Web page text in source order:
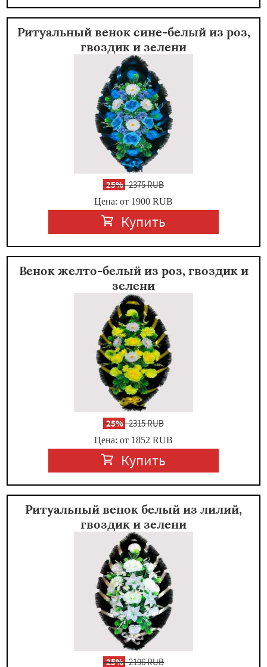
Ритуальный венок сине-белый из роз,
гвоздик и зелени
-25%2375 RUB
Цена: от 1900 RUB
Купить
Венок желто-белый из роз, гвоздик и
зелени
-25%2315 RUB
Цена: от 1852 RUB
Купить
Ритуальный венок белый из лилий,
гвоздик и зелени
-25%2196 RUB